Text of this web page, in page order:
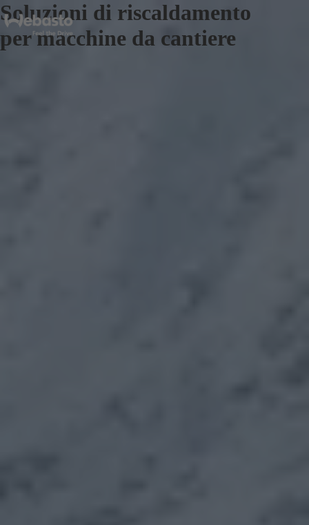
Soluzioni di riscaldamento
per macchine da cantiere